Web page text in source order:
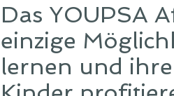
Das YOUPSA
einzige
lernen und